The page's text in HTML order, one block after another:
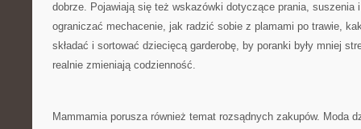
dobrze. Pojawiają się też wskazówki dotyczące prania, suszenia
ograniczać mechacenie, jak radzić sobie z plamami po trawie,
składać i sortować dziecięcą garderobę, by poranki były mniej
realnie zmieniają codzienność.
Mammamia porusza również temat rozsądnych zakupów. Moda